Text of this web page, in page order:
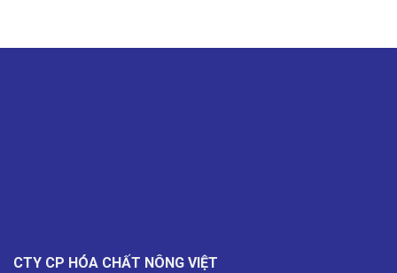
LÚA:
CTY CP HÓA CHẤT NÔNG VIỆT